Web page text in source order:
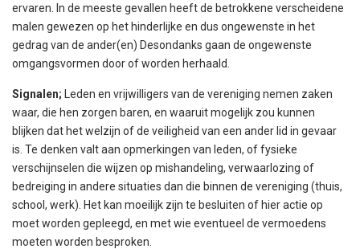
ervaren. In de meeste gevallen heeft de betrokkene verscheidene
malen gewezen op het hinderlijke en dus ongewenste in het
gedrag van de ander(en) Desondanks gaan de ongewenste
omgangsvormen door of worden herhaald.
Signalen;
Leden en vrijwilligers van de vereniging nemen zaken
waar, die hen zorgen baren, en waaruit mogelijk zou kunnen
blijken dat het welzijn of de veiligheid van een ander lid in gevaar
is. Te denken valt aan opmerkingen van leden, of fysieke
verschijnselen die wijzen op mishandeling, verwaarlozing of
bedreiging in andere situaties dan die binnen de vereniging (thuis,
school, werk). Het kan moeilijk zijn te besluiten of hier actie op
moet worden gepleegd, en met wie eventueel de vermoedens
moeten worden besproken.